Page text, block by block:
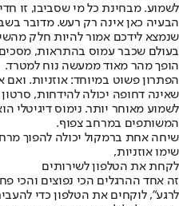
לשמוע. מבחינת כל מי שסביבו, זו
הבעיה כאן אינה רק רעש. מדובר
שנמצא לידכם אמור להיות חלק
בעולם שכבר עמוס בהתראות,
הופך מהר מאוד ממעשה נוח למטרד.
הפתרון פשוט במיוחד: אוזניות. ואם
שאינה דחופה יכולה להידחות,
לשמוע מאוחר יותר. נימוס דיגיטלי
המשותפים במרחב צפוף.
שיחה אחת ברמקול יכולה להפוך
שימו אוזניות,
לקחת את הטלפון לשירותים
זה אחד ההרגלים הכי נפוצים והכי
לרגע", לוקחים את הטלפון כדי